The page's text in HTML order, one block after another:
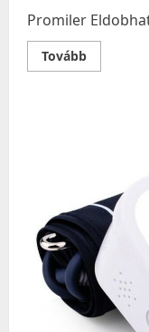
Promiler
TovábbRead
more